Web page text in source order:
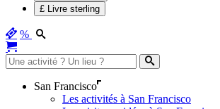
£ Livre sterling
%
San Francisco
Les activités à San Francisco